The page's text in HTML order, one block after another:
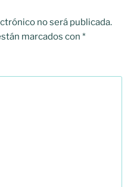
no será publicada.
marcados con *